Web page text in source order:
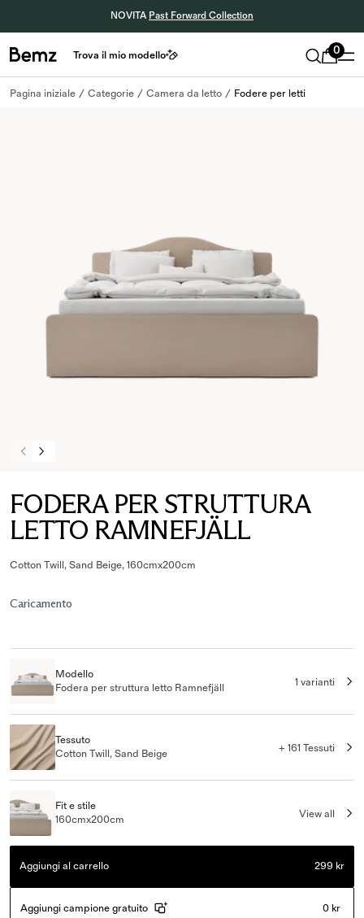
NOVITA Past Forward Collection
Trova il mio modello 0
Pagina iniziale Categorie Camera da letto Fodere per letti
FODERA PER STRUTTURA
LETTO RAMNEFJÄLL
Cotton Twill, Sand Beige, 160cmx200cm
Caricamento
Modello
Fodera per struttura letto Ramnefjäll
1 varianti
Tessuto
Cotton Twill, Sand Beige
+ 161 Tessuti
Fit e stile
160cmx200cm
View all
Aggiungi al carrello 299 kr
Aggiungi campione gratuito 0 kr